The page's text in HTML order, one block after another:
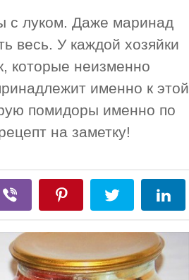
с луком. Даже маринад
весь. У каждой хозяйки
которые неизменно
именно к этой
помидоры именно по
на заметку!